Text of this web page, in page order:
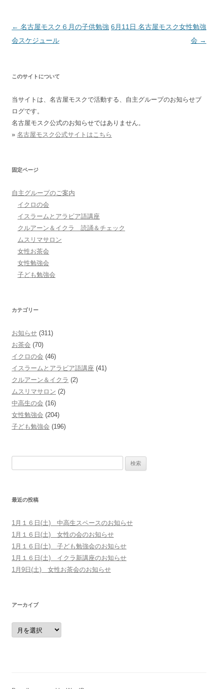
投稿ナビゲーション
← 名古屋モスク６月の子供勉強
会スケジュール
6月11日 名古屋モスク女性勉強
会 →
このサイトについて
当サイトは、名古屋モスクで活動する、自主グループのお知らせブ
ログです。
名古屋モスク公式のお知らせではありません。
» 名古屋モスク公式サイトはこちら
固定ページ
自主グループのご案内
イクロの会
イスラームとアラビア語講座
クルアーン＆イクラ 読誦＆チェック
ムスリマサロン
女性お茶会
女性勉強会
子ども勉強会
カテゴリー
お知らせ (311)
お茶会 (70)
イクロの会 (46)
イスラームとアラビア語講座 (41)
クルアーン＆イクラ (2)
ムスリマサロン (2)
中高生の会 (16)
女性勉強会 (204)
子ども勉強会 (196)
最近の投稿
1月１６日(土) 中高生スペースのお知らせ
1月１６日(土) 女性の会のお知らせ
1月１６日(土) 子ども勉強会のお知らせ
1月１６日(土) イクラ新講座のお知らせ
1月9日(土) 女性お茶会のお知らせ
アーカイブ